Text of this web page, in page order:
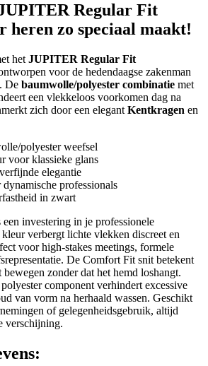
Regular Fit
heren zo speciaal maakt!
het JUPITER Regular Fit
voor de hedendaagse zakenman
De baumwolle/polyester combinatie met
een vlekkeloos voorkomen dag na
zich door een elegant Kentkragen en
polyester weefsel
voor klassieke glans
elegantie
professionals
in zwart
investering in je professionele
verbergt lichte vlekken discreet en
voor high-stakes meetings, formele
De Comfort Fit snit betekent
zonder dat het hemd loshangt.
component verhindert excessive
van vorm na herhaald wassen. Geschikt
of gelegenheidsgebruik, altijd
verschijning.